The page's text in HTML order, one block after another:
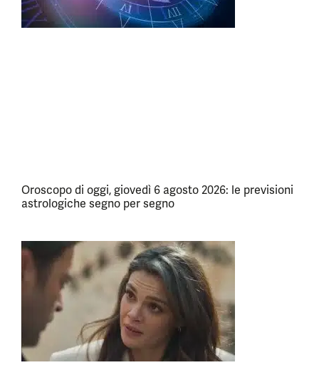
Oroscopo di oggi, giovedì 6 agosto 2026: le previsioni
astrologiche segno per segno